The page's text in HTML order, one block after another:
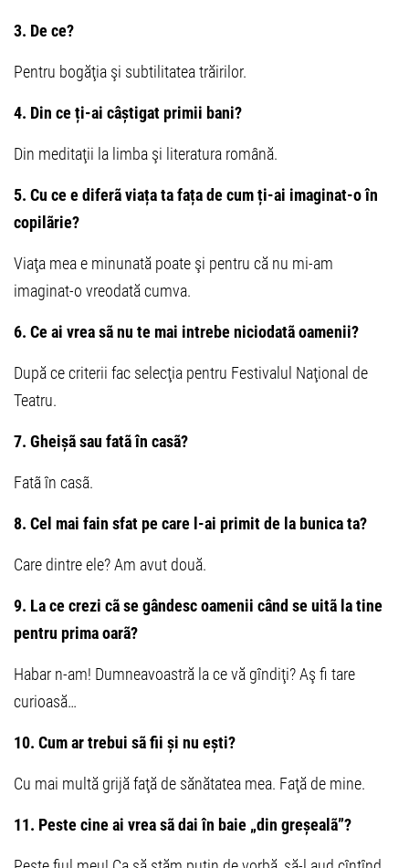
3. De ce?
Pentru bogăţia şi subtilitatea trăirilor.
4. Din ce ți-ai câștigat primii bani?
Din meditaţii la limba şi literatura română.
5. Cu ce e diferã viața ta fața de cum ți-ai imaginat-o în
copilãrie?
Viaţa mea e minunată poate şi pentru că nu mi-am
imaginat-o vreodată cumva.
6. Ce ai vrea sã nu te mai intrebe niciodatã oamenii?
După ce criterii fac selecţia pentru Festivalul Naţional de
Teatru.
7. Gheișã sau fatã în casã?
Fatã în casã.
8. Cel mai fain sfat pe care l-ai primit de la bunica ta?
Care dintre ele? Am avut două.
9. La ce crezi cã se gândesc oamenii când se uitã la tine
pentru prima oarã?
Habar n-am! Dumneavoastră la ce vă gîndiţi? Aş fi tare
curioasă…
10. Cum ar trebui sã fii și nu ești?
Cu mai multă grijă faţă de sănătatea mea. Faţă de mine.
11. Peste cine ai vrea sã dai în baie „din greșealã”?